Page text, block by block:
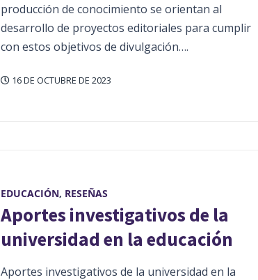
producción de conocimiento se orientan al
desarrollo de proyectos editoriales para cumplir
con estos objetivos de divulgación….
16 DE OCTUBRE DE 2023
EDUCACIÓN, RESEÑAS
Aportes investigativos de la
universidad en la educación
Aportes investigativos de la universidad en la